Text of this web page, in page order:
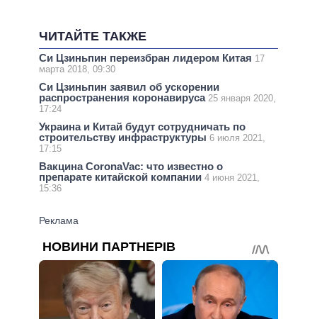
ЧИТАЙТЕ ТАКЖЕ
Си Цзиньпин переизбран лидером Китая 17
марта 2018, 09:30
Си Цзиньпин заявил об ускорении
распространения коронавируса 25 января 2020,
17:24
Украина и Китай будут сотрудничать по
строительству инфраструктуры 6 июля 2021,
17:15
Вакцина CoronaVac: что известно о
препарате китайской компании 4 июня 2021,
15:36